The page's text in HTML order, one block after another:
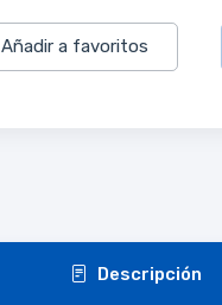
Añadir a favoritos
Descripción